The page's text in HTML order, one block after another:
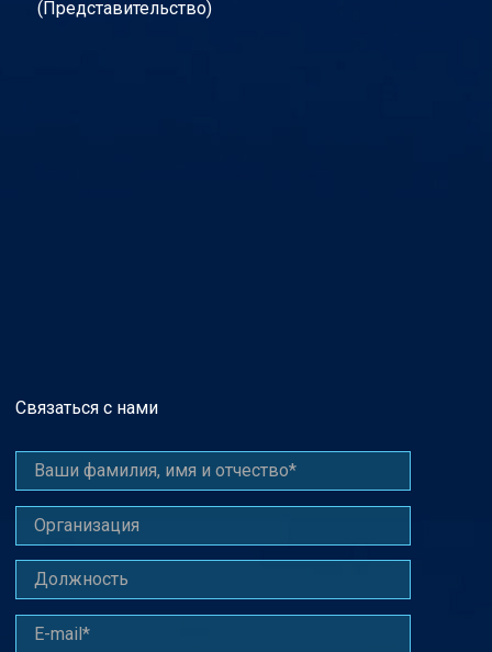
(Представительство)
Связаться с нами